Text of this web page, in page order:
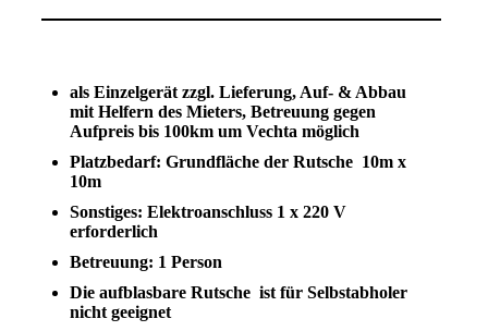
als Einzelgerät zzgl. Lieferung, Auf- & Abbau
mit Helfern des Mieters, Betreuung gegen
Aufpreis bis 100km um Vechta möglich
Platzbedarf: Grundfläche der Rutsche 10m x
10m
Sonstiges: Elektroanschluss 1 x 220 V
erforderlich
Betreuung: 1 Person
Die aufblasbare Rutsche ist für Selbstabholer
nicht geeignet